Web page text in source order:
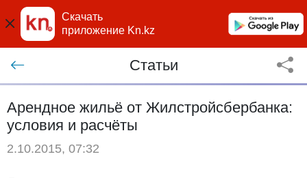
Скачать
приложение Kn.kz
Статьи
Арендное жильё от Жилстройсбербанка:
условия и расчёты
2.10.2015, 07:32